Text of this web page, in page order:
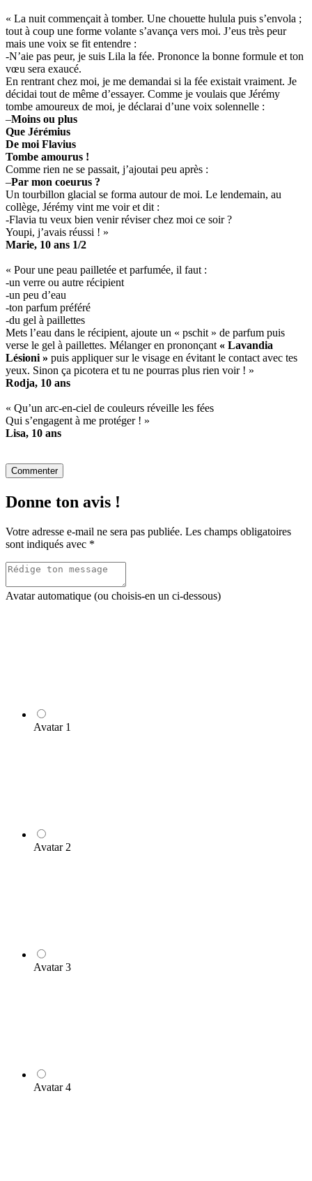
« La nuit commençait à tomber. Une chouette hulula puis s’envola ;
tout à coup une forme volante s’avança vers moi. J’eus très peur
mais une voix se fit entendre :
-N’aie pas peur, je suis Lila la fée. Prononce la bonne formule et ton
vœu sera exaucé.
En rentrant chez moi, je me demandai si la fée existait vraiment. Je
décidai tout de même d’essayer. Comme je voulais que Jérémy
tombe amoureux de moi, je déclarai d’une voix solennelle :
–Moins ou plus
Que Jérémius
De moi Flavius
Tombe amourus !
Comme rien ne se passait, j’ajoutai peu après :
–Par mon coeurus ?
Un tourbillon glacial se forma autour de moi. Le lendemain, au
collège, Jérémy vint me voir et dit :
-Flavia tu veux bien venir réviser chez moi ce soir ?
Youpi, j’avais réussi ! »
Marie, 10 ans 1/2
« Pour une peau pailletée et parfumée, il faut :
-un verre ou autre récipient
-un peu d’eau
-ton parfum préféré
-du gel à paillettes
Mets l’eau dans le récipient, ajoute un « pschit » de parfum puis
verse le gel à paillettes. Mélanger en prononçant « Lavandia
Lésioni » puis appliquer sur le visage en évitant le contact avec tes
yeux. Sinon ça picotera et tu ne pourras plus rien voir ! »
Rodja, 10 ans
« Qu’un arc-en-ciel de couleurs réveille les fées
Qui s’engagent à me protéger ! »
Lisa, 10 ans
Commenter
Donne ton avis !
Votre adresse e-mail ne sera pas publiée. Les champs obligatoires
sont indiqués avec *
Avatar automatique (ou choisis-en un ci-dessous)
Avatar 1
Avatar 2
Avatar 3
Avatar 4